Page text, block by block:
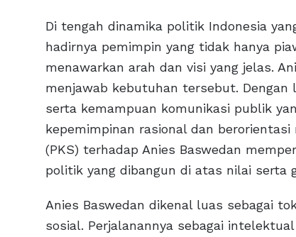
Di tengah dinamika politik Indonesia
hadirnya pemimpin yang tidak hanya
menawarkan arah dan visi yang jelas.
menjawab kebutuhan tersebut.
serta kemampuan komunikasi publik
kepemimpinan rasional dan
(PKS) terhadap Anies Baswedan
politik yang dibangun di atas nilai serta
Anies Baswedan dikenal luas sebagai
sosial. Perjalanannya sebagai